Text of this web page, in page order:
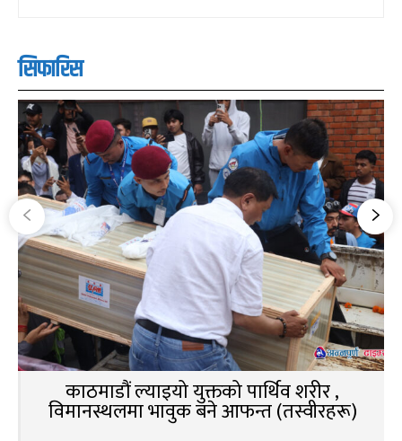
सिफारिस
काठमाडौं ल्याइयो युक्तको पार्थिव शरीर ,
विमानस्थलमा भावुक बने आफन्त (तस्वीरहरू)